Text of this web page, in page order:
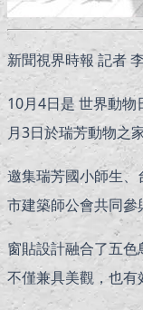
新聞視界時報 記者
10月4日是 世界動
月3日於瑞芳動物之
邀集瑞芳國小師生
市建築師公會共同參
窗貼設計融合了五
不僅兼具美觀，也有